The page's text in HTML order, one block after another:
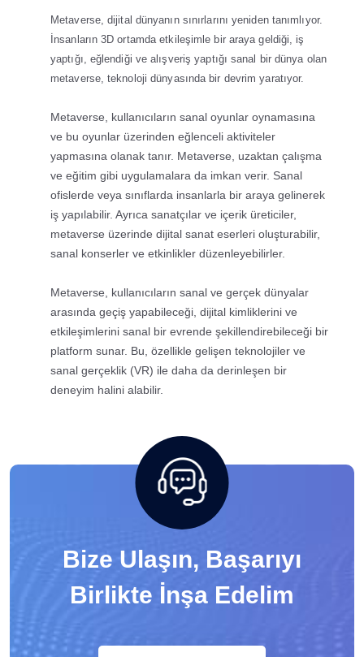
Metaverse, dijital dünyanın sınırlarını yeniden tanımlıyor.
İnsanların 3D ortamda etkileşimle bir araya geldiği, iş
yaptığı, eğlendiği ve alışveriş yaptığı sanal bir dünya olan
metaverse, teknoloji dünyasında bir devrim yaratıyor.
Metaverse, kullanıcıların sanal oyunlar oynamasına
ve bu oyunlar üzerinden eğlenceli aktiviteler
yapmasına olanak tanır. Metaverse, uzaktan çalışma
ve eğitim gibi uygulamalara da imkan verir. Sanal
ofislerde veya sınıflarda insanlarla bir araya gelinerek
iş yapılabilir. Ayrıca sanatçılar ve içerik üreticiler,
metaverse üzerinde dijital sanat eserleri oluşturabilir,
sanal konserler ve etkinlikler düzenleyebilirler.
Metaverse, kullanıcıların sanal ve gerçek dünyalar
arasında geçiş yapabileceği, dijital kimliklerini ve
etkileşimlerini sanal bir evrende şekillendirebileceği bir
platform sunar. Bu, özellikle gelişen teknolojiler ve
sanal gerçeklik (VR) ile daha da derinleşen bir
deneyim halini alabilir.
Bize Ulaşın, Başarıyı
Birlikte İnşa Edelim